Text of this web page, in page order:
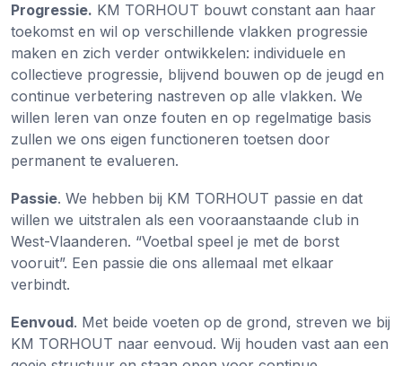
Progressie. KM TORHOUT bouwt constant aan haar
toekomst en wil op verschillende vlakken progressie
maken en zich verder ontwikkelen: individuele en
collectieve progressie, blijvend bouwen op de jeugd en
continue verbetering nastreven op alle vlakken. We
willen leren van onze fouten en op regelmatige basis
zullen we ons eigen functioneren toetsen door
permanent te evalueren.
Passie. We hebben bij KM TORHOUT passie en dat
willen we uitstralen als een vooraanstaande club in
West-Vlaanderen. “Voetbal speel je met de borst
vooruit”. Een passie die ons allemaal met elkaar
verbindt.
Eenvoud. Met beide voeten op de grond, streven we bij
KM TORHOUT naar eenvoud. Wij houden vast aan een